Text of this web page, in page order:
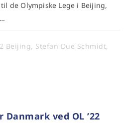
de Olympiske Lege i Beijing,
Beijing, Stefan Due Schmidt,
ved OL ’22